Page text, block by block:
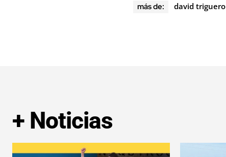
más de: david triguero
+ Noticias